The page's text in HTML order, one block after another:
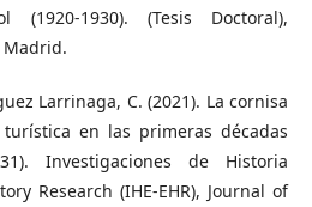
(1920-1930). (Tesis Doctoral),
Madrid.
Larrinaga, C. (2021). La cornisa
en las primeras décadas
Investigaciones de Historia
Research (IHE-EHR), Journal of